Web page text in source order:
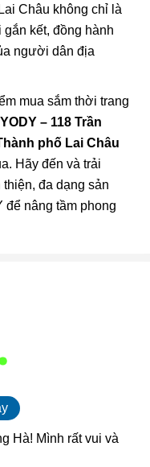
Châu không chỉ là
kết, đồng hành
người dân địa
mua sắm thời trang
YODY – 118 Trần
phố Lai Châu
Hãy đến và trải
đa dạng sản
để nâng tầm phong
Hà! Mình rất vui và